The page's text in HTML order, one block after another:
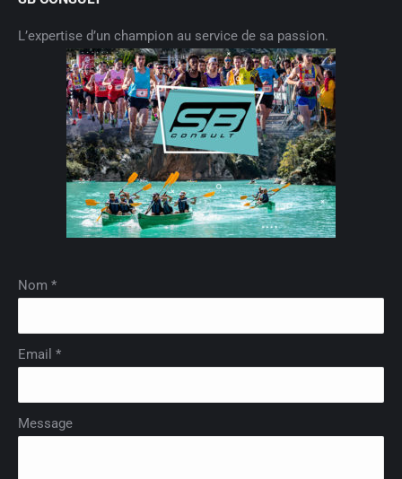
L’expertise d’un champion au service de sa passion.
Nom *
Email *
Message